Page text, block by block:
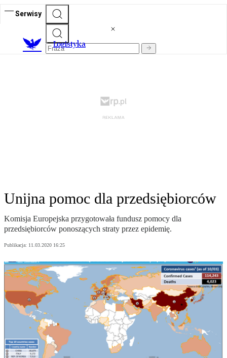
Serwisy
Logistyka
Unijna pomoc dla przedsiębiorców
Komisja Europejska przygotowała fundusz pomocy dla
przedsiębiorców ponoszących straty przez epidemię.
Publikacja: 11.03.2020 16:25